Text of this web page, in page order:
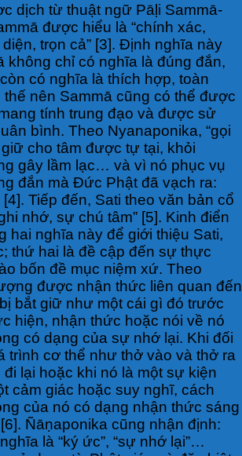
dịch từ thuật ngữ Pāḷi Sammā-
được hiểu là “chính xác,
trọn cả” [3]. Định nghĩa này
không chỉ có nghĩa là đúng đắn,
có nghĩa là thích hợp, toàn
nên Sammā cũng có thể được
tính trung đạo và được sử
bình. Theo Nyanaponika, “gọi
giữ cho tâm được tự tại, khỏi
gây lầm lạc… và vì nó phục vụ
đắn mà Đức Phật đã vạch ra:
[4]. Tiếp đến, Sati theo văn bản cổ
nhớ, sự chú tâm” [5]. Kinh điển
hai nghĩa này để giới thiệu Sati,
thứ hai là đề cập đến sự thực
bốn đề mục niệm xứ. Theo
được nhận thức liên quan đến
bắt giữ như một cái gì đó trước
hiện, nhận thức hoặc nói về nó
có dạng của sự nhớ lại. Khi đối
trình cơ thể như thở vào và thở ra
lại hoặc khi nó là một sự kiện
cảm giác hoặc suy nghĩ, cách
của nó có dạng nhận thức sáng
Ñāṇaponika cũng nhận định:
là “ký ức”, “sự nhớ lại”…